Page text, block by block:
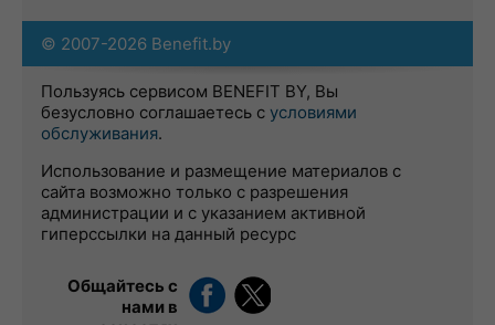
© 2007-2026 Benefit.by
Пользуясь сервисом BENEFIT BY, Вы
безусловно соглашаетесь с условиями
обслуживания.
Использование и размещение материалов с
сайта возможно только с разрешения
администрации и с указанием активной
гиперссылки на данный ресурс
Общайтесь с
нами в